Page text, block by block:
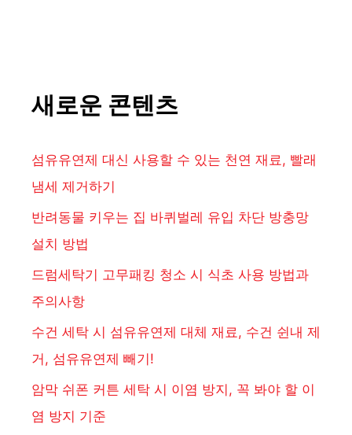
새로운 콘텐츠
섬유유연제 대신 사용할 수 있는 천연 재료, 빨래
냄세 제거하기
반려동물 키우는 집 바퀴벌레 유입 차단 방충망
설치 방법
드럼세탁기 고무패킹 청소 시 식초 사용 방법과
주의사항
수건 세탁 시 섬유유연제 대체 재료, 수건 쉰내 제
거, 섬유유연제 빼기!
암막 쉬폰 커튼 세탁 시 이염 방지, 꼭 봐야 할 이
염 방지 기준